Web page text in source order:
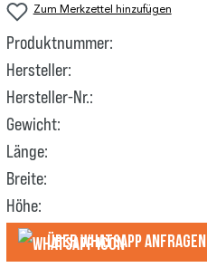
Zum Merkzettel hinzufügen
Produktnummer:
Hersteller:
Hersteller-Nr.:
Gewicht:
Länge:
Breite:
Höhe:
Über WhatsApp anfragеn